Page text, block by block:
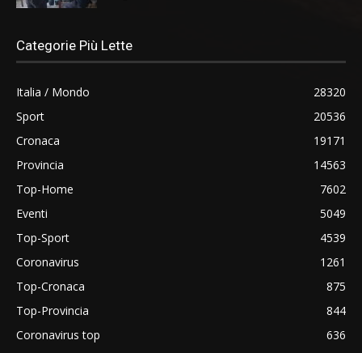
Categorie Più Lette
Italia / Mondo
28320
Sport
20536
Cronaca
19171
Provincia
14563
Top-Home
7602
Eventi
5049
Top-Sport
4539
Coronavirus
1261
Top-Cronaca
875
Top-Provincia
844
Coronavirus top
636